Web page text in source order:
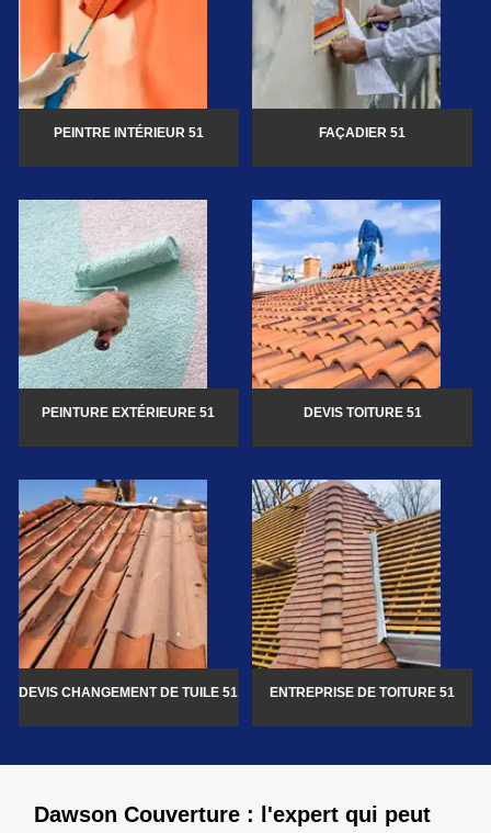
PEINTRE INTÉRIEUR 51 FAÇADIER 51
PEINTURE EXTÉRIEURE 51 DEVIS TOITURE 51
DEVIS CHANGEMENT DE TUILE 51 ENTREPRISE DE TOITURE 51
Dawson Couverture : l'expert qui peut